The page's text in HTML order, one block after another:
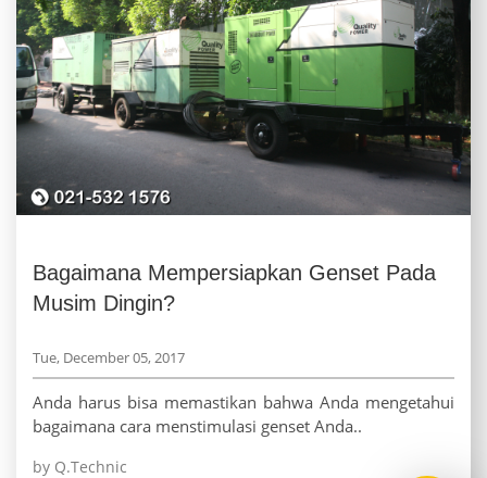
Bagaimana Mempersiapkan Genset Pada
Musim Dingin?
Tue, December 05, 2017
Anda harus bisa memastikan bahwa Anda mengetahui
bagaimana cara menstimulasi genset Anda..
by Q.Technic